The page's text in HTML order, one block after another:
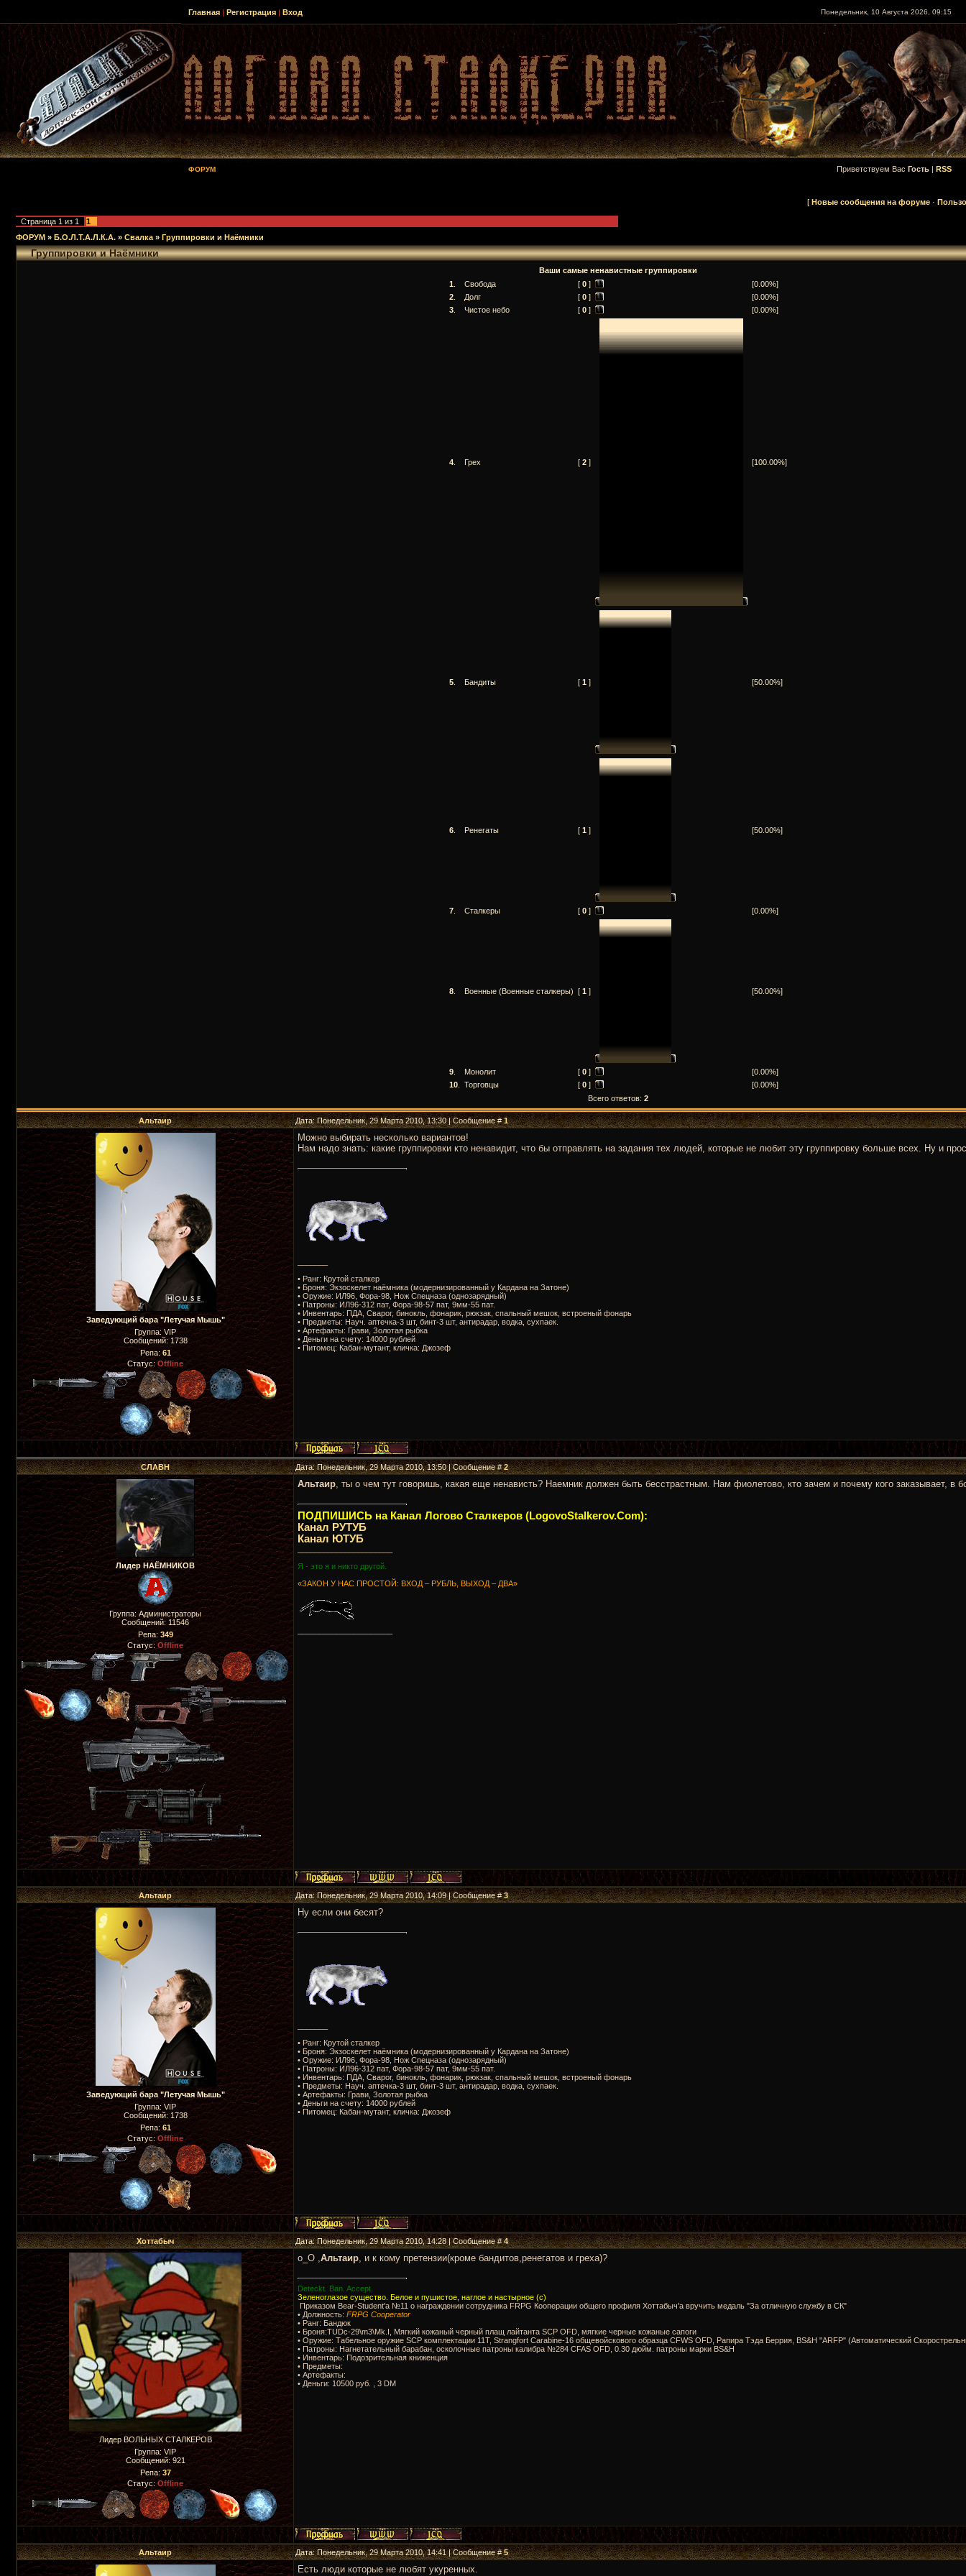
Главная | Регистрация | Вход Понедельник, 10 Августа 2026, 09:15
ФОРУМ Приветствуем Вас Гость | RSS
[ Новые сообщения на форуме ·
Страница 1 из 1
1
ФОРУМ » Б.О.Л.Т.А.Л.К.А. » Свалка » Группировки и Наёмники
Группировки и Наёмники
Ваши самые ненавистные группировки
1
Свобода [ 0 ]
[0.00%]
2
Долг [ 0 ]
[0.00%]
3
Чистое небо [ 0 ] [0.00%]
4 Грех [ 2 ] [100.00%]
5 Бандиты [ 1 ] [50.00%]
6 Ренегаты [ 1 ] [50.00%]
7 Сталкеры [ 0 ] [0.00%]
8 Военные (Военные сталкеры) [ 1 ] [50.00%]
9 Монолит [ 0 ]
[0.00%]
10
Торговцы [ 0 ]
[0.00%]
Всего ответов: 2
Альтаир Дата: Понедельник, 29 Марта 2010, 13:30 | Сообщение #1
Заведующий бара "Летучая Мышь"
Группа: VIP
Сообщений:1738
Репа:61
Статус:Offline
Можно выбирать несколько вариантов!
Нам надо знать: какие группировки кто ненавидит, что бы отправлять на задания тех людей, которые не любит эту группировку больше всех. Ну и
• Ранг: Крутой сталкер
• Броня: Экзоскелет наёмника (модернизированный у Кардана на Затоне)
• Оружие: ИЛ96, Фора-98, Нож Спецназа (однозарядный)
• Патроны: ИЛ96-312 пат, Фора-98-57 пат, 9мм-55 пат.
• Инвентарь: ПДА, Сварог, бинокль, фонарик, рюкзак, спальный мешок, встроеный фонарь
• Предметы: Науч. аптечка-3 шт, бинт-3 шт, антирадар, водка, сухпаек.
• Артефакты: Грави, Золотая рыбка
• Деньги на счету: 14000 рублей
• Питомец: Кабан-мутант, кличка: Джозеф
СЛАВН Дата: Понедельник, 29 Марта 2010, 13:50 | Сообщение #2
Лидер НАЁМНИКОВ
Группа: Администраторы
Сообщений: 11546
Репа: 349
Статус: Offline
Альтаир, ты о чем тут говоришь, какая еще ненависть? Наемник должен быть бесстрастным. Нам фиолетово, кто зачем и почему кого заказывает, в
ПОДПИШИСЬ на Канал Логово Сталкеров (LogovoStalkerov.Com):
Канал РУТУБ
Канал ЮТУБ
Я - это я и никто другой.
«ЗАКОН У НАС ПРОСТОЙ: ВХОД – РУБЛЬ, ВЫХОД – ДВА»
Альтаир Дата: Понедельник, 29 Марта 2010, 14:09 | Сообщение #3
Заведующий бара "Летучая Мышь"
Группа: VIP
Сообщений:1738
Репа:61
Статус:Offline
Ну если они бесят?
• Ранг: Крутой сталкер
• Броня: Экзоскелет наёмника (модернизированный у Кардана на Затоне)
• Оружие: ИЛ96, Фора-98, Нож Спецназа (однозарядный)
• Патроны: ИЛ96-312 пат, Фора-98-57 пат, 9мм-55 пат.
• Инвентарь: ПДА, Сварог, бинокль, фонарик, рюкзак, спальный мешок, встроеный фонарь
• Предметы: Науч. аптечка-3 шт, бинт-3 шт, антирадар, водка, сухпаек.
• Артефакты: Грави, Золотая рыбка
• Деньги на счету: 14000 рублей
• Питомец: Кабан-мутант, кличка: Джозеф
Хоттабыч Дата: Понедельник, 29 Марта 2010, 14:28 | Сообщение #4
Лидер ВОЛЬНЫХ СТАЛКЕРОВ
Группа: VIP
Сообщений:921
Репа: 37
Статус:Offline
о_О ,Альтаир, и к кому претензии(кроме бандитов,ренегатов и греха)?
Deteckt. Ban. Accept.
Зеленоглазое существо. Белое и пушистое, наглое и настырное (с)
Приказом Bear-Student'a №11 о награждении сотрудника FRPG Кооперации общего профиля Хoттабыч'а вручить медаль "За отличную службу в СК"
• Должность: FRPG Cooperator
• Ранг: Бандюк
• Броня:TUDc-29\m3\Mk.I, Мягкий кожаный черный плащ лайтанта SCP OFD, мягкие черные кожаные сапоги
• Оружие: Табельное оружие SCP комплектации 11Т, Strangfort Carabine-16 общевойскового образца CFWS OFD, Рапира Тэда Беррия, BS&H "ARFP" (Автоматический
• Патроны: Нагнетательный барабан, осколочные патроны калибра №284 CFAS OFD, 0.30 дюйм. патроны марки BS&H
• Инвентарь: Подозрительная книженция
• Предметы:
• Артефакты:
• Деньги: 10500 руб. , 3 DM
Альтаир Дата: Понедельник, 29 Марта 2010, 14:41 | Сообщение #5
Есть люди которые не любят укуренных.